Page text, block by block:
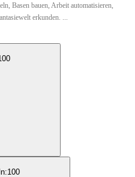
Basen bauen, Arbeit automatisieren,
erkunden. ...
100